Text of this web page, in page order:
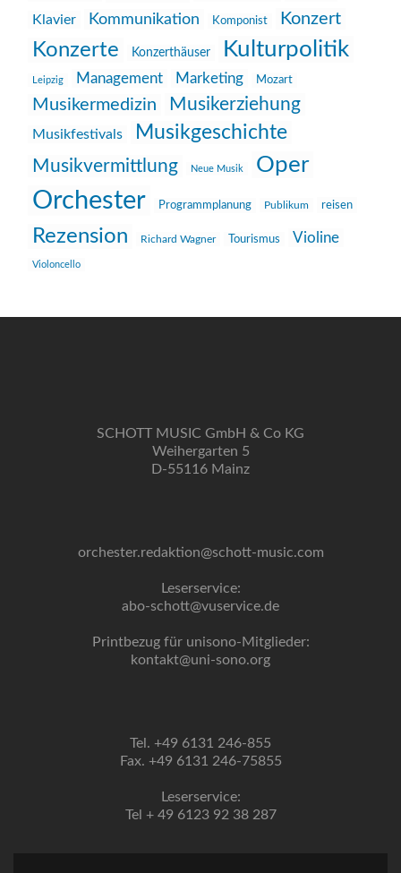
Klavier
Kommunikation Komponist Konzert
Konzerte Konzerthäuser Kulturpolitik
Leipzig Management Marketing Mozart
Musikermedizin Musikerziehung
Musikfestivals Musikgeschichte
Musikvermittlung Neue Musik Oper
Orchester Programmplanung Publikum reisen
Rezension Richard Wagner Tourismus Violine
Violoncello
SCHOTT MUSIC GmbH & Co KG
Weihergarten 5
D-55116 Mainz
orchester.redaktion@schott-music.com
Leserservice:
abo-schott@vuservice.de
Printbezug für unisono-Mitglieder:
kontakt@uni-sono.org
Tel. +49 6131 246-855
Fax. +49 6131 246-75855
Leserservice:
Tel + 49 6123 92 38 287